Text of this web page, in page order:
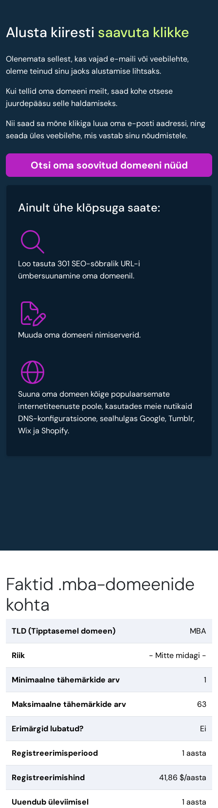
Alusta kiiresti saavuta klikke
Olenemata sellest, kas vajad e-maili või veebilehte,
oleme teinud sinu jaoks alustamise lihtsaks.
Kui tellid oma domeeni meilt, saad kohe otsese
juurdepääsu selle haldamiseks.
Nii saad sa mõne klikiga luua oma e-posti aadressi, ning
seada üles veebilehe, mis vastab sinu nõudmistele.
Otsi oma soovitud domeeni nüüd
Ainult ühe klõpsuga saate:
Loo tasuta 301 SEO-sõbralik URL-i
ümbersuunamine oma domeenil.
Muuda oma domeeni nimiserverid.
Suuna oma domeen kõige populaarsemate
internetiteenuste poole, kasutades meie nutikaid
DNS-konfiguratsioone, sealhulgas Google, Tumblr,
Wix ja Shopify.
Faktid .mba-domeenide
kohta
TLD (Tipptasemel domeen) MBA
Riik - Mitte midagi -
Minimaalne tähemärkide arv 1
Maksimaalne tähemärkide arv 63
Erimärgid lubatud? Ei
Registreerimisperiood 1 aasta
Registreerimishind 41,86 $/aasta
Uuendub üleviimisel 1 aasta